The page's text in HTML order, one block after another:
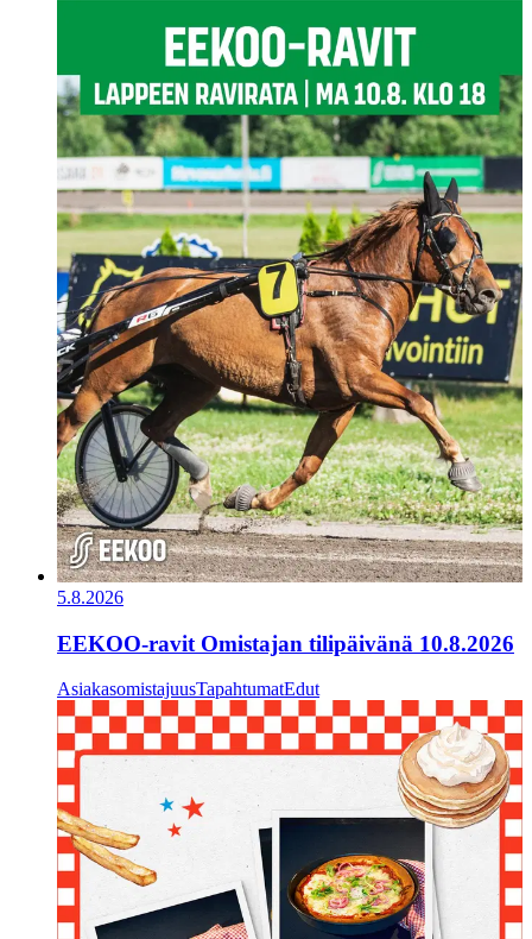
5.8.2026
EEKOO-ravit Omistajan tilipäivänä 10.8.2026
AsiakasomistajuusTapahtumatEdut